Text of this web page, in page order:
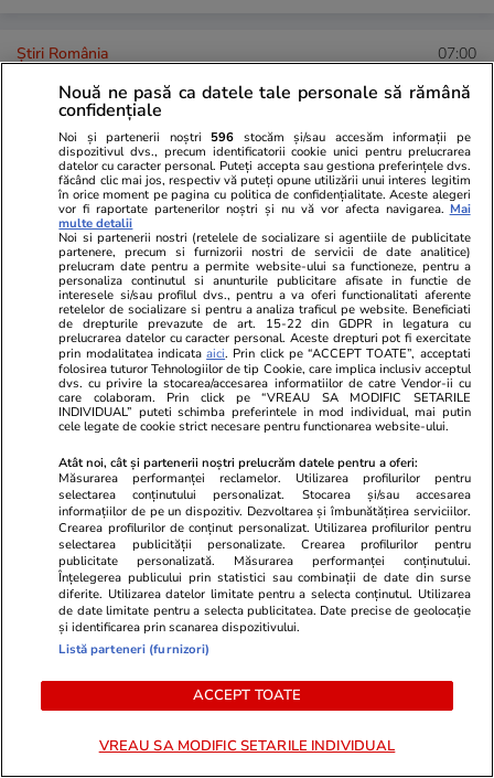
Știri România 07:00
„Rechinul”, la un pas de
prescripție. Ce au cerut la
proces părinții lui Sorin Marcu,
fostul bodyguard al lui Florian
Tudor ucis în Mexic
Știri România 24 iul.
Valeriu Gheorghiță, directorul
general al spitalului „Agrippa
Ionescu”, cere schimbarea
sistemului medical din România:
„Trebuie regândit”
Știri România 24 iul.
Resturile dronei doborâte la
Padina, județul Buzău și ale
rachetei aer-aer care a
interceptat-o au fost găsite
Nouă ne pasă ca datele tale personale să rămână
confidențiale
Noi și partenerii noștri 596 stocăm și/sau accesăm informații pe
dispozitivul dvs., precum identificatorii cookie unici pentru prelucrarea
datelor cu caracter personal. Puteți accepta sau gestiona preferințele dvs.
făcând clic mai jos, respectiv vă puteți opune utilizării unui interes legitim
în orice moment pe pagina cu politica de confidențialitate. Aceste alegeri
vor fi raportate partenerilor noștri și nu vă vor afecta navigarea. Mai
multe detalii
Noi si partenerii nostri (retelele de socializare si agentiile de publicitate
partenere, precum si furnizorii nostri de servicii de date analitice)
prelucram date pentru a permite website-ului sa functioneze, pentru a
personaliza continutul si anunturile publicitare afisate in functie de
interesele si/sau profilul dvs., pentru a va oferi functionalitati aferente
retelelor de socializare si pentru a analiza traficul pe website. Beneficiati
de drepturile prevazute de art. 15-22 din GDPR in legatura cu
prelucrarea datelor cu caracter personal. Aceste drepturi pot fi exercitate
prin modalitatea indicataaici. Prin click pe “ACCEPT TOATE”, acceptati
folosirea tuturor Tehnologiilor de tip Cookie, care implica inclusiv acceptul
dvs. cu privire la stocarea/accesarea informatiilor de catre Vendor-ii cu
care colaboram. Prin click pe “VREAU SA MODIFIC SETARILE
INDIVIDUAL” puteti schimba preferintele in mod individual, mai putin
cele legate de cookie strict necesare pentru functionarea website-ului.
Atât noi, cât și partenerii noștri prelucrăm datele pentru a oferi:
Măsurarea performanței reclamelor. Utilizarea profilurilor pentru
selectarea conținutului personalizat. Stocarea și/sau accesarea
informațiilor de pe un dispozitiv. Dezvoltarea și îmbunătățirea serviciilor.
Crearea profilurilor de conținut personalizat. Utilizarea profilurilor pentru
selectarea publicității personalizate. Crearea profilurilor pentru
publicitate personalizată. Măsurarea performanței conținutului.
Înțelegerea publicului prin statistici sau combinații de date din surse
diferite. Utilizarea datelor limitate pentru a selecta conținutul. Utilizarea
de date limitate pentru a selecta publicitatea. Date precise de geolocație
și identificarea prin scanarea dispozitivului.
Listă parteneri (furnizori)
ACCEPT TOATE
VREAU SA MODIFIC SETARILE INDIVIDUAL